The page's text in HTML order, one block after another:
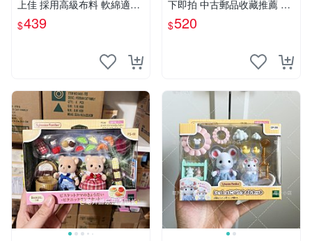
上佳 採用高級布料 軟綿適合
收藏 安心選購 安撫枕 熊玩具
搖鈴
$439
下即拍 中古郵品收藏推薦 郵
票 郵電熊 日本
$520